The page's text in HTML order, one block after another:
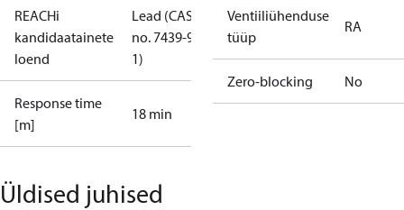
REACHi
kandidaatainete
loend
Lead (CAS
no. 7439-92-
1)
Response time
[m]
18 min
Ventiiliühenduse
tüüp
RA
Zero-blocking No
Üldised juhised